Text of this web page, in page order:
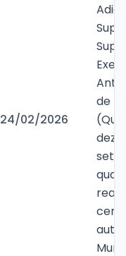
24/02/2026
de